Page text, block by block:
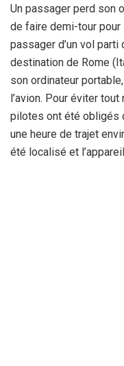
Un passager perd son
de faire demi-tour
passager d’un vol
destination de Rome
son ordinateur
l’avion. Pour éviter
pilotes ont été obligés
une heure de trajet
été localisé et